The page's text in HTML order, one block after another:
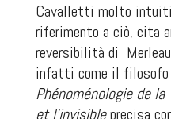
Cavalletti molto
riferimento a ciò, cita
reversibilità di
infatti come il filosofo
Phénoménologie de la
et l’invisibleprecisa